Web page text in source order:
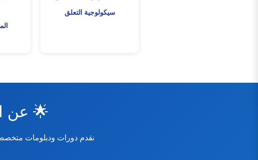
سيكولوجية التعلق
🌟 عن